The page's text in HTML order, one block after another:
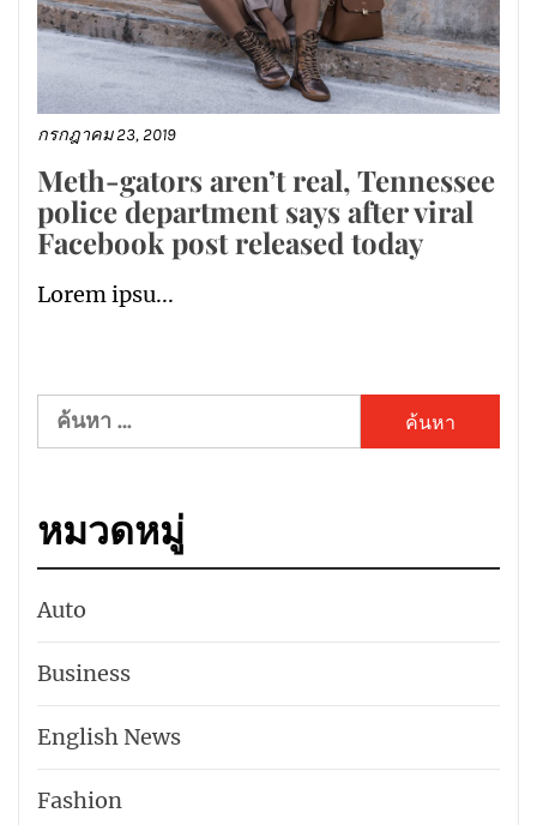
กรกฎาคม 23, 2019
Meth-gators aren’t real, Tennessee
police department says after viral
Facebook post released today
Lorem ipsu...
ค้นหา
สำหรับ:
หมวดหมู่
Auto
Business
English News
Fashion